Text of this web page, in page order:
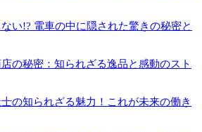
ない!? 電車の中に隠された驚きの秘密と
店の秘密：知られざる逸品と感動のスト
士の知られざる魅力！これが未来の働き